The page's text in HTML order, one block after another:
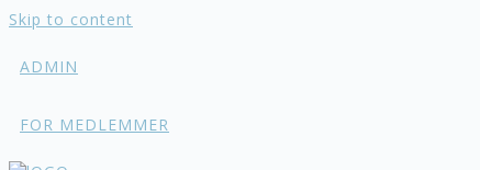
Skip to content
ADMIN
FOR MEDLEMMER